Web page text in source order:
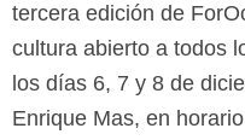
tercera edición de
cultura abierto a todos
los días 6, 7 y 8 de
Enrique Mas, en